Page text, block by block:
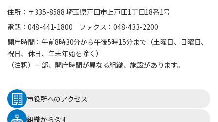
住所：〒335-8588 埼玉県戸田市上戸田1丁目18番1号
電話：048-441-1800 ファクス：048-433-2200
開庁時間：午前8時30分から午後5時15分まで（土曜日、日曜日、
祝日、休日、年末年始を除く）
（注釈）一部、開庁時間が異なる組織、施設があります。
市役所へのアクセス
組織から探す